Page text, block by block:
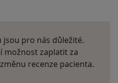
jsou pro nás důležité.
možnost zaplatit za
recenze pacienta.